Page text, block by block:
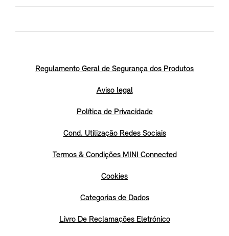
Regulamento Geral de Segurança dos Produtos
Aviso legal
Política de Privacidade
Cond. Utilização Redes Sociais
Termos & Condições MINI Connected
Cookies
Categorias de Dados
Livro De Reclamações Eletrónico